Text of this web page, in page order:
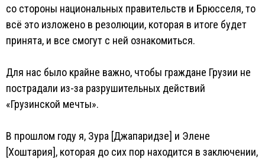
со стороны национальных правительств и Брюсселя, то
всё это изложено в резолюции, которая в итоге будет
принята, и все смогут с ней ознакомиться.
Для нас было крайне важно, чтобы граждане Грузии не
пострадали из-за разрушительных действий
«Грузинской мечты».
В прошлом году я, Зура [Джапаридзе] и Элене
[Хоштария], которая до сих пор находится в заключении,